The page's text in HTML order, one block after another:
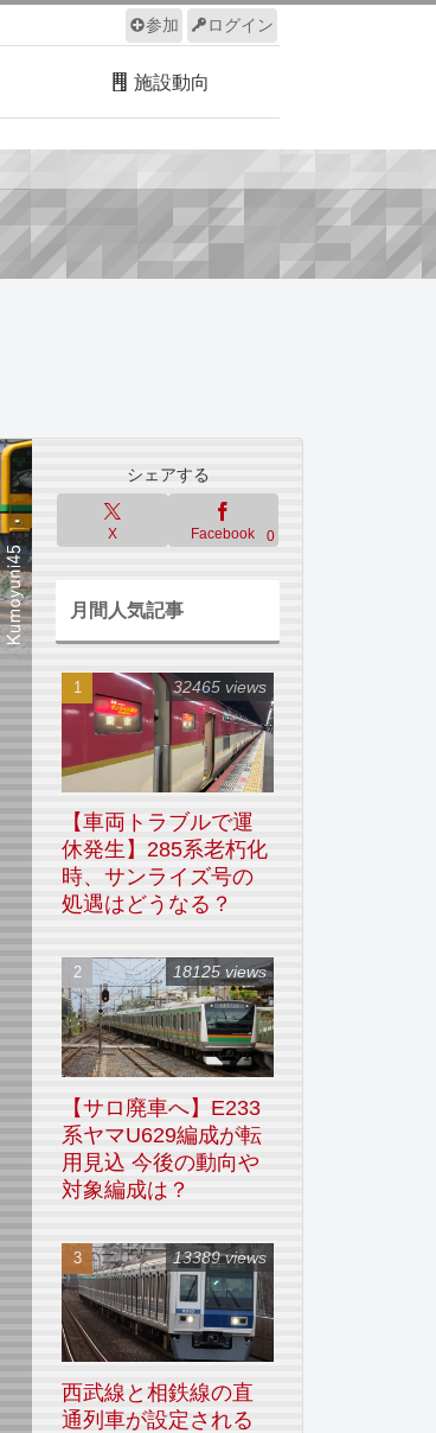
ログイン
参加
施設動向
サイトについて
シェアする
X Facebook 0
月間人気記事
【車両トラブルで運
休発生】285系老朽化
時、サンライズ号の
処遇はどうなる？
32465 views
【サロ廃車へ】E233
系ヤマU629編成が転
用見込 今後の動向や
対象編成は？
18125 views
西武線と相鉄線の直
通列車が設定される
13389 views